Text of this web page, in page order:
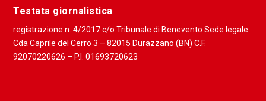
Testata giornalistica
registrazione n. 4/2017 c/o Tribunale di Benevento Sede legale:
Cda Caprile del Cerro 3 – 82015 Durazzano (BN) C.F.
92070220626 – P.I. 01693720623